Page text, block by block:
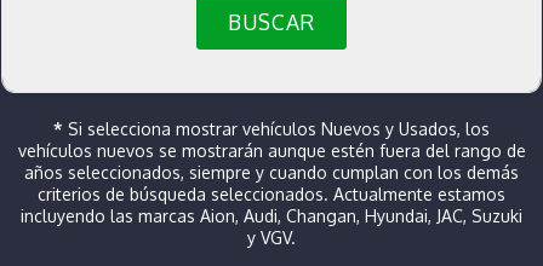
BUSCAR
* Si selecciona mostrar vehículos Nuevos y Usados, los
vehículos nuevos se mostrarán aunque estén fuera del rango de
años seleccionados, siempre y cuando cumplan con los demás
criterios de búsqueda seleccionados. Actualmente estamos
incluyendo las marcas Aion, Audi, Changan, Hyundai, JAC, Suzuki
y VGV.